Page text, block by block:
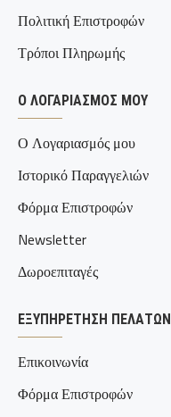
Πολιτική Επιστροφών
Τρόποι Πληρωμής
Ο ΛΟΓΑΡΙΑΣΜΌΣ ΜΟΥ
Ο Λογαριασμός μου
Ιστορικό Παραγγελιών
Φόρμα Επιστροφών
Newsletter
Δωροεπιταγές
ΕΞΥΠΗΡΈΤΗΣΗ ΠΕΛΑΤΏΝ
Επικοινωνία
Φόρμα Επιστροφών